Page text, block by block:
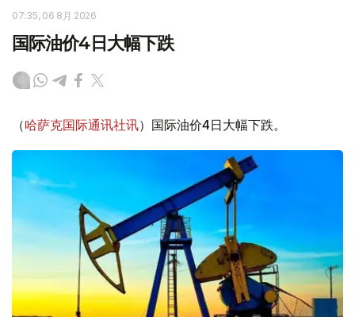
07:35, 06 8月 2026
国际油价4日大幅下跌
（哈萨克国际通讯社讯）国际油价4日大幅下跌。